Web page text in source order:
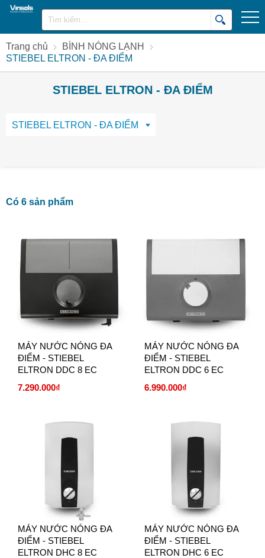
Trang chủ
BÌNH NÓNG LẠNH
STIEBEL ELTRON - ĐA ĐIỂM
STIEBEL ELTRON - ĐA ĐIỂM
STIEBEL ELTRON - ĐA ĐIỂM
Có 6 sản phẩm
MÁY NƯỚC NÓNG ĐA
ĐIỂM - STIEBEL
ELTRON DDC 8 EC
7.290.000₫
MÁY NƯỚC NÓNG ĐA
ĐIỂM - STIEBEL
ELTRON DDC 6 EC
6.990.000₫
MÁY NƯỚC NÓNG ĐA
ĐIỂM - STIEBEL
ELTRON DHC 8 EC
MÁY NƯỚC NÓNG ĐA
ĐIỂM - STIEBEL
ELTRON DHC 6 EC